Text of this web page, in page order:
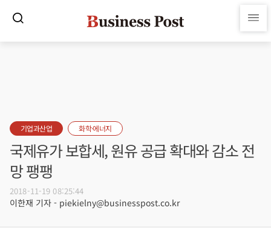
기업과산업 화학·에너지
국제유가 보합세, 원유 공급 확대와 감소 전
망 팽팽
2018-11-19 08:25:44
이한재 기자 - piekielny@businesspost.co.kr